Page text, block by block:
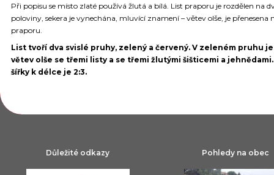
Při popisu se místo zlaté používá žlutá a bílá. List praporu je rozdělen na
poloviny, sekera je vynechána, mluvící znamení – větev olše, je přenesena
praporu.
List tvoří dva svislé pruhy, zelený a červený. V zeleném pruhu
větev olše se třemi listy a se třemi žlutými šišticemi a
šířky k délce je 2:3.
Důležité odkazy Pohledy na obec